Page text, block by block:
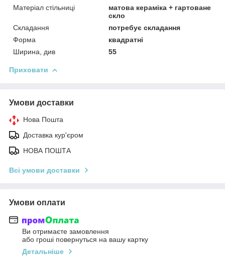
Матеріал стільниці
матова кераміка + гартоване
скло
Складання
потребує складання
Форма
квадратні
Ширина, див
55
Приховати
Умови доставки
Нова Пошта
Доставка кур'єром
НОВА ПОШТА
Всі умови доставки
Умови оплати
Ви отримаєте замовлення
або гроші повернуться на вашу картку
Детальніше